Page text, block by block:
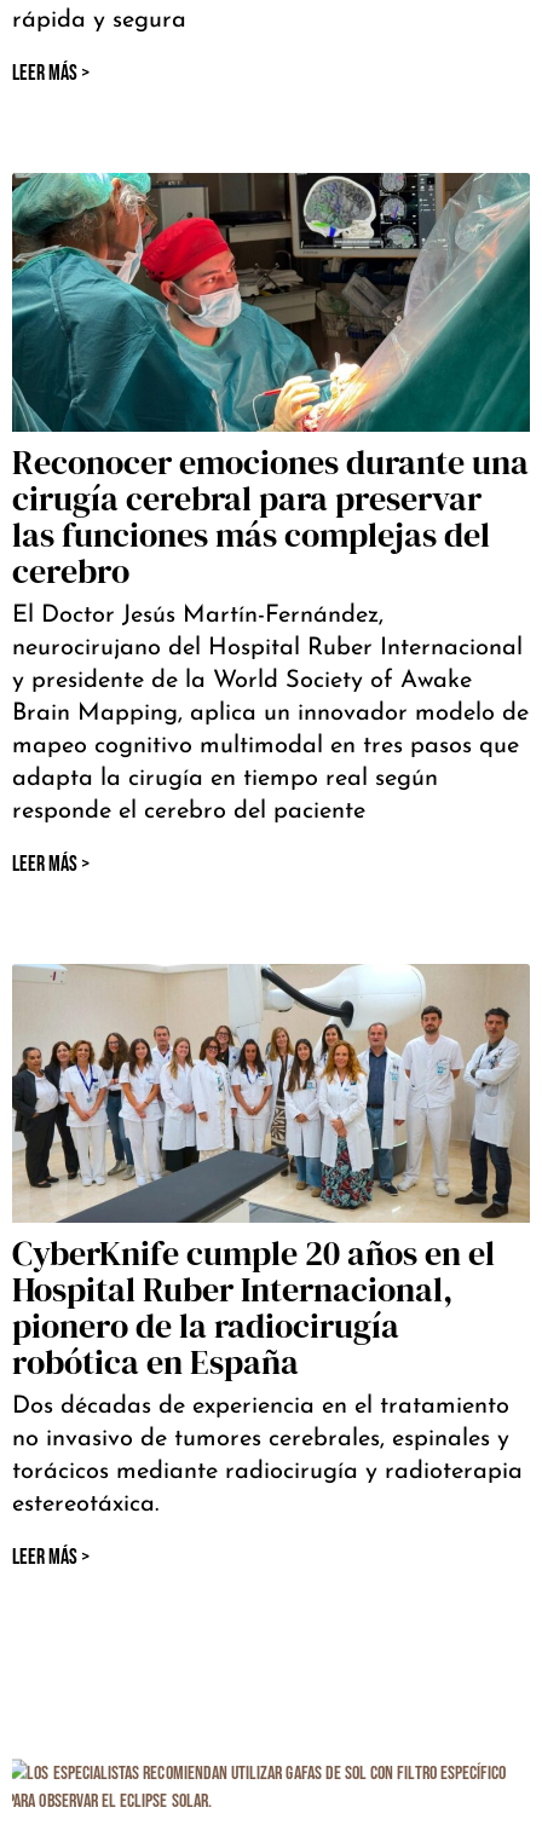
rápida y segura
LEER MÁS >
Reconocer emociones durante una
cirugía cerebral para preservar
las funciones más complejas del
cerebro
El Doctor Jesús Martín-Fernández,
neurocirujano del Hospital Ruber Internacional
y presidente de la World Society of Awake
Brain Mapping, aplica un innovador modelo de
mapeo cognitivo multimodal en tres pasos que
adapta la cirugía en tiempo real según
responde el cerebro del paciente
LEER MÁS >
CyberKnife cumple 20 años en el
Hospital Ruber Internacional,
pionero de la radiocirugía
robótica en España
Dos décadas de experiencia en el tratamiento
no invasivo de tumores cerebrales, espinales y
torácicos mediante radiocirugía y radioterapia
estereotáxica.
LEER MÁS >